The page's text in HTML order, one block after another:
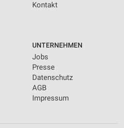
Kontakt
UNTERNEHMEN
Jobs
Presse
Datenschutz
AGB
Impressum